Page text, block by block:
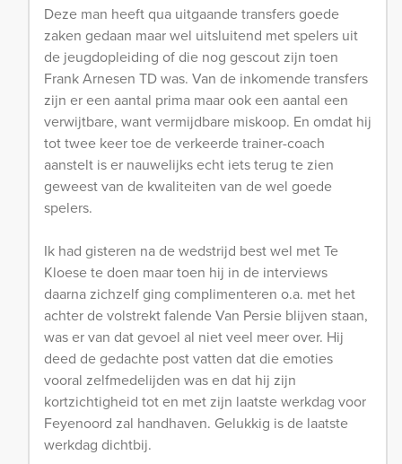
Deze man heeft qua uitgaande transfers goede
zaken gedaan maar wel uitsluitend met spelers uit
de jeugdopleiding of die nog gescout zijn toen
Frank Arnesen TD was. Van de inkomende transfers
zijn er een aantal prima maar ook een aantal een
verwijtbare, want vermijdbare miskoop. En omdat hij
tot twee keer toe de verkeerde trainer-coach
aanstelt is er nauwelijks echt iets terug te zien
geweest van de kwaliteiten van de wel goede
spelers.
Ik had gisteren na de wedstrijd best wel met Te
Kloese te doen maar toen hij in de interviews
daarna zichzelf ging complimenteren o.a. met het
achter de volstrekt falende Van Persie blijven staan,
was er van dat gevoel al niet veel meer over. Hij
deed de gedachte post vatten dat die emoties
vooral zelfmedelijden was en dat hij zijn
kortzichtigheid tot en met zijn laatste werkdag voor
Feyenoord zal handhaven. Gelukkig is de laatste
werkdag dichtbij.